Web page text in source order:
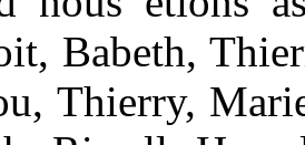
Babeth,
Thierry,